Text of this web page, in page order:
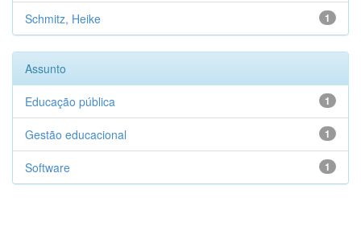
1
Schmitz, Heike
Assunto
1
Educação pública
1
Gestão educacional
1
Software